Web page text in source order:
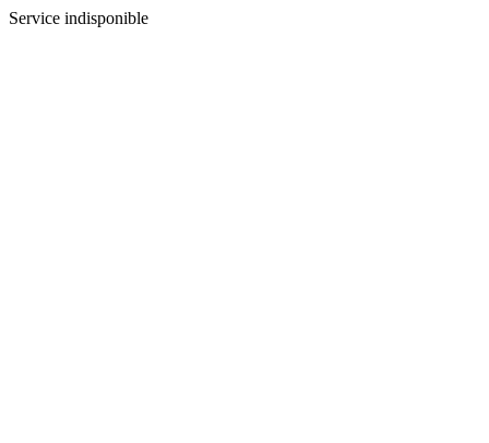
Service indisponible